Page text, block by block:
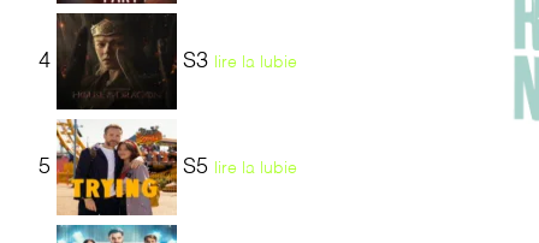
4 S3 lire la lubie
5 S5 lire la lubie